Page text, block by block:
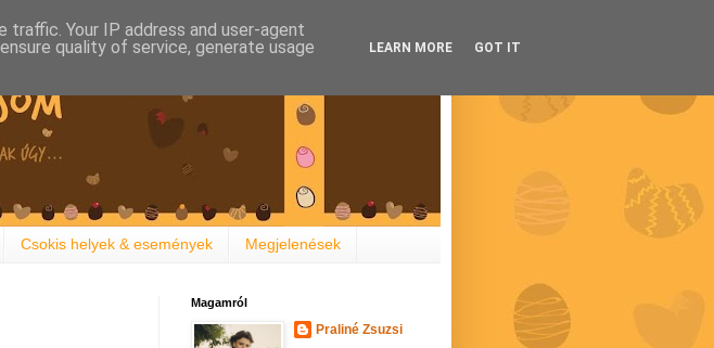
Csokis helyek & események Megjelenések
Magamról
Praliné Zsuzsi
Your IP address and user-agent
quality of service, generate usage
LEARN MORE GOT IT